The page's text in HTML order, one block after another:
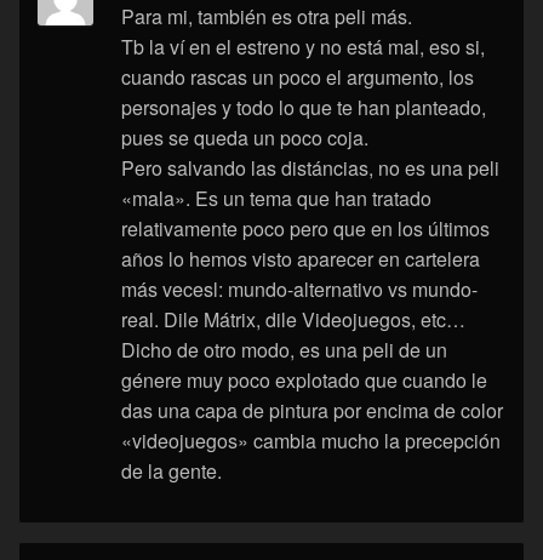
Para mi, también es otra peli más.
Tb la ví en el estreno y no está mal, eso si,
cuando rascas un poco el argumento, los
personajes y todo lo que te han planteado,
pues se queda un poco coja.
Pero salvando las distáncias, no es una peli
«mala». Es un tema que han tratado
relativamente poco pero que en los últimos
años lo hemos visto aparecer en cartelera
más vecesl: mundo-alternativo vs mundo-
real. Dile Mátrix, dile Videojuegos, etc…
Dicho de otro modo, es una peli de un
génere muy poco explotado que cuando le
das una capa de pintura por encima de color
«videojuegos» cambia mucho la precepción
de la gente.